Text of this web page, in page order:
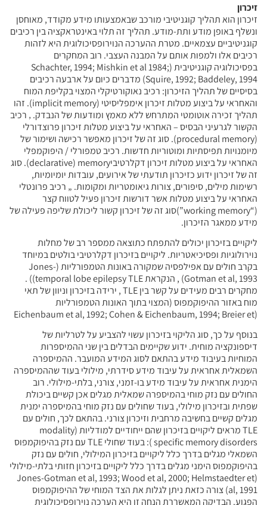
זיכרון
זיכרון הוא תהליך קוגניטיבי מורכב שבאמצעותו מידע מקודד, מאוחסן
ונשלף באופן מודע ותת-מודע. תהליך זה תלוי באינטראקציה בין רכיבים
קוגניטיביים עצמאיים. מטרת ההערכה הנוירופסיכולוגית היא לזהות
רכיבים אלו ולמפות אותם על המבנה העצבי. רוב המחקרים
בפסיכולוגיה קוגניטיבית (Schachter, 1994; Mishkin et al 1984;
Squire, 1992; Baddeley, 1994) מדברים כיום על ארבעה רכיבים
בסיסיים של תהליך הזיכרון: רכיב נאוקורטיקלי המצוי בקליפת המוח
והאחראי על ביצוע מטלות זיכרון אימפליסיטי (implicit memory). זהו
תהליך זכירה אוטומטי המתרחש ללא מאמץ ומודעות של הנבדק. ‚ רכיב
הקשור לגרעיני הבסיס – האחראי על ביצוע מטלות זיכרון פרוצדורלי
(procedural memory). סוג זה של זיכרון מאפשר רכישה ושימור של
מיומנויות תפיסתיות ומוטוריות חדשות. רכיב טמפורלי / היפוקמפלי
האחראי על ביצוע מטלות זיכרון דקלרטיביdeclarative) memory). סוג
זה של זיכרון ידוע כזיכרון תודעתי של אירועים, עובדות יומיומיות,
רשימות מילים, סיפורים, צורות גיאומטריות ומקומות. „ רכיב פרונטלי
האחראי על ביצוע מטלות אשר דורשות זיכרון פעיל לטווח קצר
(“working memory”)סוג זה של זיכרון קשור ליכולת שליפה פעילה של
מידע ממאגר הזיכרון.
ליקויים בזיכרון יכולים להתפתח כתוצאה ממספר רב של מחלות
נוירולוגיות ופסיכיאטריות. ליקויים בזיכרון דקלרטיבי בולטים במיוחד
בקרב חולים עם אפילפסיה שמקורה באונות הטמפורליות (Jones-
Gotman et al, 1993) , הנקראת temporal lobe epilepsy TLE)) .
מחקרים רבים מעידים על קשר בין TLE , ירידה בזיכרון וניוון של תאי
מוח באזור ההיפוקמפוס (המצוי בתוך האונות הטמפורליות
(Eichenbaum et al, 1992; Cohen & Eichenbaum, 1994; Breier et
בנוסף על כך, סוג הליקוי בזיכרון עשוי להצביע על לטרליות של
דיספונקציה מוחית. ידוע שקיימים הבדלים בין שני ההמיספרות
המוחיות בעיבוד מידע בהתאם לסוג המידע המועבר. ההמיספרה
השמאלית אחראית על עיבוד מידע סידרתי, מילולי בעוד שההמיספרה
הימנית אחראית על עיבוד מידע בו-זמני, צורני, בלתי-מילולי. רוב
החולים עם נזק מוחי בהמיספרה שמאלית מגלים אכן קשיים ביכולת
שפתית ובזיכרון מילולי, בעוד שחולים עם נזק מוחי בהמיספרה ימנית
מגלים קשיים בחשיבה מרחבית וזיכרון צורני. בהתאם לכך, חולים עם
TLE מראים ליקויים בזיכרון שהם ייחודיים למודליות (modality
specific memory disorders ): בעוד שחולי TLE עם נזק בהיפוקמפוס
השמאלי מגלים בדרך כלל ליקויים בזיכרון המילולי, חולים עם נזק
בהיפוקמפוס הימני מגלים בדרך כלל ליקויים בזיכרון חזותי בלתי-מילולי
(Jones-Gotman et al, 1993; Wood et al, 2000; Helmstaedter et
al, 1991) צורה כזאת ניתן לגלות את הצד המוחי של ההיפוקמפוס
הפגוע. הבדיקה המאשררת הנחה זו היא הערכה נוירופסיכולוגית